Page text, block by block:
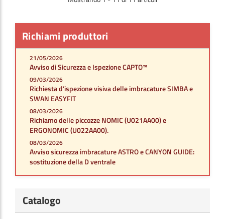
Richiami produttori
21/05/2026
Avviso di Sicurezza e Ispezione CAPTO™
09/03/2026
Richiesta d’ispezione visiva delle imbracature SIMBA e
SWAN EASYFIT
08/03/2026
Richiamo delle piccozze NOMIC (U021AA00) e
ERGONOMIC (U022AA00).
08/03/2026
Avviso sicurezza imbracature ASTRO e CANYON GUIDE:
sostituzione della D ventrale
Catalogo